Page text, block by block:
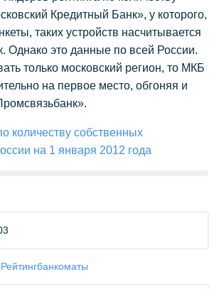
Кредитный Банк», у которого,
таких устройств насчитывается
Однако это данные по всей России.
только московский регион, то МКБ
на первое место, обгоняя и
количеству собственных
на 1 января 2012 года
банкоматы